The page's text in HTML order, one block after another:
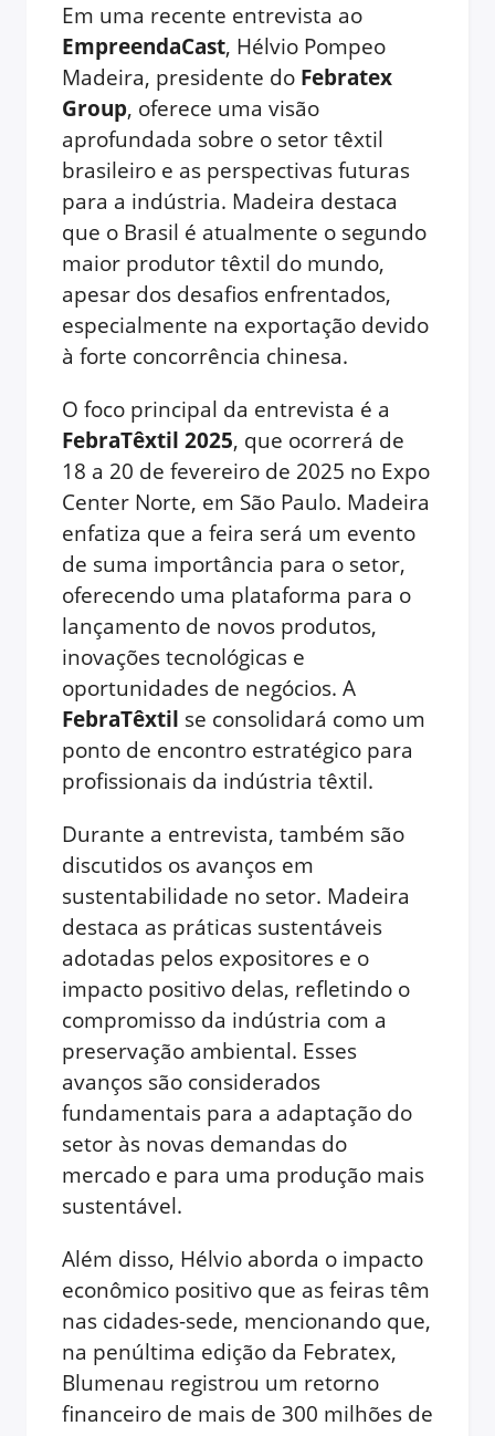
Em uma recente entrevista ao
EmpreendaCast, Hélvio Pompeo
Madeira, presidente do Febratex
Group, oferece uma visão
aprofundada sobre o setor têxtil
brasileiro e as perspectivas futuras
para a indústria. Madeira destaca
que o Brasil é atualmente o segundo
maior produtor têxtil do mundo,
apesar dos desafios enfrentados,
especialmente na exportação devido
à forte concorrência chinesa.
O foco principal da entrevista é a
FebraTêxtil 2025, que ocorrerá de
18 a 20 de fevereiro de 2025 no Expo
Center Norte, em São Paulo. Madeira
enfatiza que a feira será um evento
de suma importância para o setor,
oferecendo uma plataforma para o
lançamento de novos produtos,
inovações tecnológicas e
oportunidades de negócios. A
FebraTêxtil se consolidará como um
ponto de encontro estratégico para
profissionais da indústria têxtil.
Durante a entrevista, também são
discutidos os avanços em
sustentabilidade no setor. Madeira
destaca as práticas sustentáveis
adotadas pelos expositores e o
impacto positivo delas, refletindo o
compromisso da indústria com a
preservação ambiental. Esses
avanços são considerados
fundamentais para a adaptação do
setor às novas demandas do
mercado e para uma produção mais
sustentável.
Além disso, Hélvio aborda o impacto
econômico positivo que as feiras têm
nas cidades-sede, mencionando que,
na penúltima edição da Febratex,
Blumenau registrou um retorno
financeiro de mais de 300 milhões de